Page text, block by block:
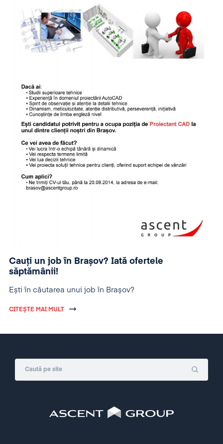
Cauți un job în Brașov? Iată ofertele
săptămânii!
Ești în căutarea unui job în Brașov?
CITEȘTE MAI MULT